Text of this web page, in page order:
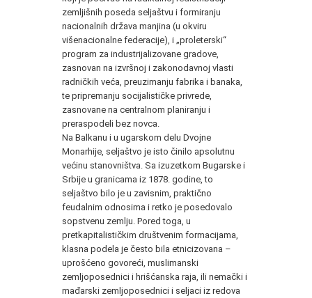
zemljišnih poseda seljaštvu i formiranju
nacionalnih država manjina (u okviru
višenacionalne federacije), i „proleterski“
program za industrijalizovane gradove,
zasnovan na izvršnoj i zakonodavnoj vlasti
radničkih veća, preuzimanju fabrika i banaka,
te pripremanju socijalističke privrede,
zasnovane na centralnom planiranju i
preraspodeli bez novca.
Na Balkanu i u ugarskom delu Dvojne
Monarhije, seljaštvo je isto činilo apsolutnu
većinu stanovništva. Sa izuzetkom Bugarske i
Srbije u granicama iz 1878. godine, to
seljaštvo bilo je u zavisnim, praktično
feudalnim odnosima i retko je posedovalo
sopstvenu zemlju. Pored toga, u
pretkapitalističkim društvenim formacijama,
klasna podela je često bila etnicizovana –
uprošćeno govoreći, muslimanski
zemljoposednici i hrišćanska raja, ili nemački i
mađarski zemljoposednici i seljaci iz redova